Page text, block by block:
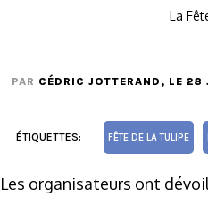
La
PAR CÉDRIC JOTTERAND , LE 28
ÉTIQUETTES: FÊTE DE LA TULIPE
Les organisateurs ont